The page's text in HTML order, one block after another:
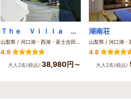
Ｔｈｅ Ｖｉｌｌａ Ｇｌａｍｐｉｎｇ 河口湖
山梨県 / 河口湖・西湖・富士吉田・精進湖・本栖湖
4.9
大人2名(税込) 38,980円～
湖南荘
4.8
大人2名(税込)